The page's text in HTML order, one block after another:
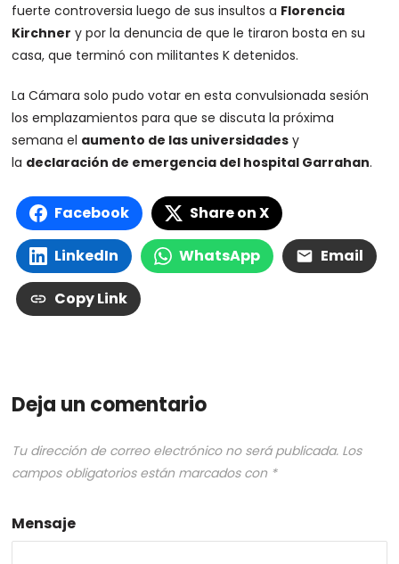
fuerte controversia luego de sus insultos a Florencia
Kirchner y por la denuncia de que le tiraron bosta en su
casa, que terminó con militantes K detenidos.
La Cámara solo pudo votar en esta convulsionada sesión
los emplazamientos para que se discuta la próxima
semana el aumento de las universidades y
la declaración de emergencia del hospital Garrahan.
Facebook Share on X
LinkedIn WhatsApp Email
Copy Link
Deja un comentario
Tu dirección de correo electrónico no será publicada. Los
campos obligatorios están marcados con *
Mensaje